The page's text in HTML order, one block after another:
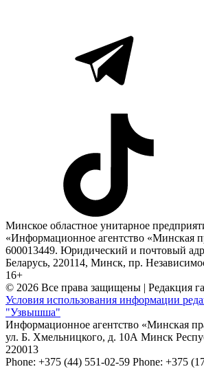
Минское областное унитарное
«Информационное агентство «Минская
600013449. Юридический и почтовый
Беларусь, 220114, Минск, пр.
16+
© 2026 Все права защищены | Редакция
Условия использования информации
"Узвышша"
Информационное агентство «Минская
ул. Б. Хмельницкого, д. 10А Минск
220013
Phone: +375 (44) 551-02-59 Phone: +375